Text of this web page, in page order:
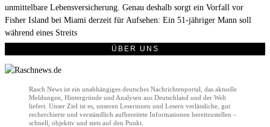
unmittelbare Lebensversicherung. Genau deshalb sorgt ein Vorfall vor
Fisher Island bei Miami derzeit für Aufsehen: Ein 51-jähriger Mann soll
während eines Streits
ÜBER UNS
Rasch News ist ein unabhängiges deutsches Nachrichtenportal, das aktuelle
Meldungen, Hintergründe und Analysen aus Deutschland und der Welt
liefert. Unser Ziel ist es, unseren Leserinnen und Lesern verlässliche, gut
recherchierte und verständlich aufbereitete Informationen bereitzustellen –
schnell, objektiv und stets auf den Punkt.